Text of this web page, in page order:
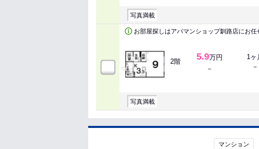
写真満載
お部屋探しはアパマンショップ釧路店にお任
2階 5.9万円
－
1ヶ
－
写真満載
マンション